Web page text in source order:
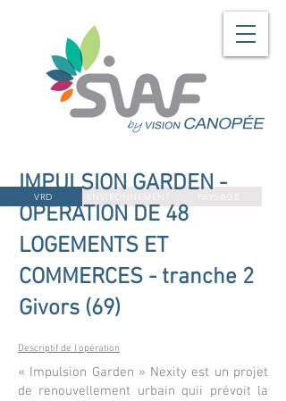
VRD ENVIRONNEMENT
IMPULSION GARDEN -
OPERATION DE 48
LOGEMENTS ET
COMMERCES - tranche 2
Givors (69)
Descriptif de l'opération
« Impulsion Garden » Nexity est un projet
de renouvellement urbain quii prévoit la